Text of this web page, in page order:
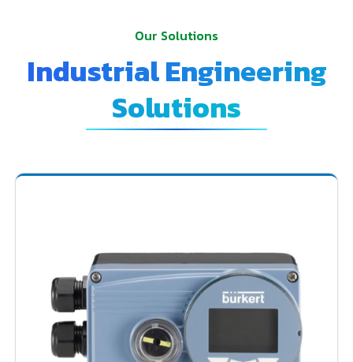
Our Solutions
Industrial Engineering
Solutions